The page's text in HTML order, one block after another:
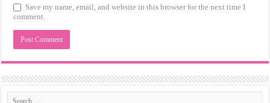
Save my name, email, and website in this browser for the next time I
comment.